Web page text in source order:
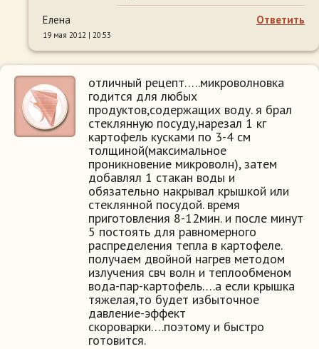
Ответить
Елена
19 мая 2012 | 20:53
отличный рецепт…..микроволновка
годится для любых
продуктов,содержащих воду. я брал
стеклянную посуду,нарезал 1 кг
картофель кусками по 3-4 см
толщиной(максимальное
проникновение микроволн), затем
добавлял 1 стакан воды и
обязательно накрывал крышкой или
стеклянной посудой. время
приготовления 8-12мин. и после минут
5 постоять для равномерного
распределения тепла в картофеле.
получаем двойной нагрев методом
излучения свч волн и теплообменом
вода-пар-картофель….а если крышка
тяжелая,то будет избыточное
давление-эффект
скороварки….поэтому и быстро
готовится.